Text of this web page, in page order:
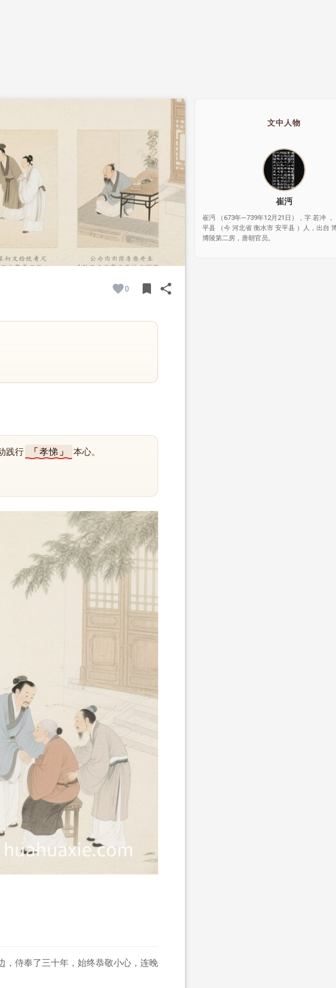
0 bookmarkBOOKMARK
shareSHARE
践行 孝悌 本心。
，侍奉了三十年，始终恭敬小心，连晚
文中人物
崔沔
崔沔 （673年—739年12月21日），字 若冲 ，
平县 （今 河北省 衡水市 安平县 ）人，出自
博陵第二房，唐朝官员。